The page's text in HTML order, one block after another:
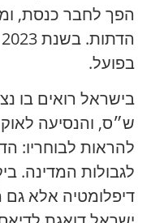
בפועל.
בישראל רואים בו
ש״ס, והנסיעה
להראות לבוחריו:
לגבולות המדינה.
דיפלומטיה אלא